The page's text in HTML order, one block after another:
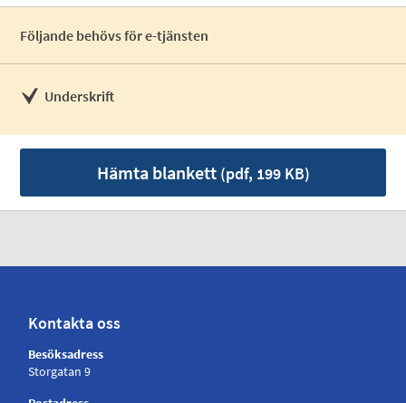
Följande behövs för e-tjänsten
Underskrift
Hämta blankett(pdf, 199 KB)
Kontakta oss
Besöksadress
Storgatan 9